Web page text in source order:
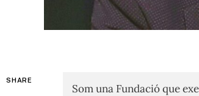
SHARE
Som una Fundació que